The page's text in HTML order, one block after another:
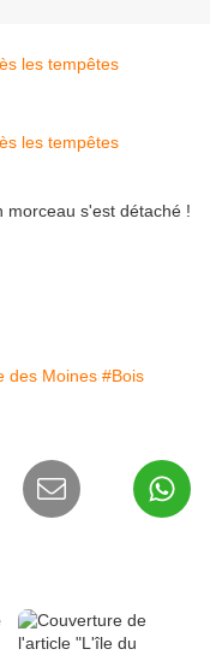
morceau s'est détaché !
des Moines #Bois